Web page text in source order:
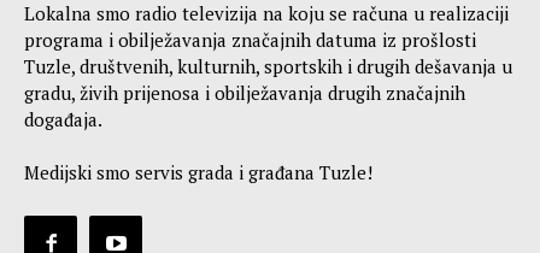
Lokalna smo radio televizija na koju se računa u realizaciji
programa i obilježavanja značajnih datuma iz prošlosti
Tuzle, društvenih, kulturnih, sportskih i drugih dešavanja u
gradu, živih prijenosa i obilježavanja drugih značajnih
događaja.
Medijski smo servis grada i građana Tuzle!